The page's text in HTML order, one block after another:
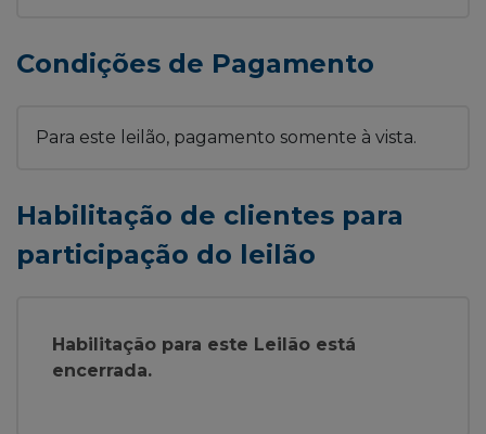
Condições de Pagamento
Para este leilão, pagamento somente à vista.
Habilitação de clientes para
participação do leilão
Habilitação para este Leilão está
encerrada.